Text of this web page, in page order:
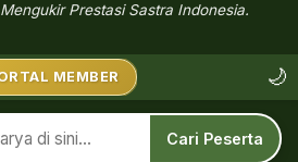
Prestasi Sastra Indonesia.
MEMBER 🌙
Cari Peserta